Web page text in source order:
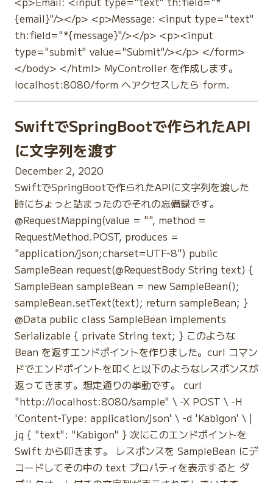
{email}"/></p> <p>Message: <input type="text"
th:field="*{message}"/></p> <p><input
type="submit" value="Submit"/></p> </form>
</body> </html> MyController を作成します。
localhost:8080/form へアクセスしたら form.
SwiftでSpringBootで作られたAPI
に文字列を渡す
December 2, 2020
SwiftでSpringBootで作られたAPIに文字列を渡した
時にちょっと詰まったのでそれの忘備録です。
@RequestMapping(value = "", method =
RequestMethod.POST, produces =
"application/json;charset=UTF-8") public
SampleBean request(@RequestBody String text) {
SampleBean sampleBean = new SampleBean();
sampleBean.setText(text); return sampleBean; }
@Data public class SampleBean implements
Serializable { private String text; } このような
Bean を返すエンドポイントを作りました。curl コマン
ドでエンドポイントを叩くと以下のようなレスポンスが
返ってきます。想定通りの挙動です。 curl
"http://localhost:8080/sample" \ -X POST \ -H
'Content-Type: application/json' \ -d 'Kabigon' \ |
jq { "text": "Kabigon" } 次にこのエンドポイントを
Swift から叩きます。 レスポンスを SampleBean にデ
コードしてその中の text プロパティを表示すると ダ